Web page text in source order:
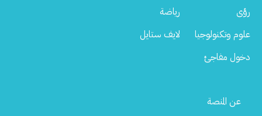
رؤى
رياضة
علوم وتكنولوجيا
لايف ستايل
دخول مفاجئ
Footer
عن المنصة